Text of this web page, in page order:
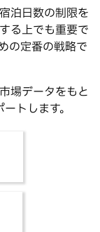
泊日数の制限を
る上でも重要で
の定番の戦略で
場データをもと
トします。